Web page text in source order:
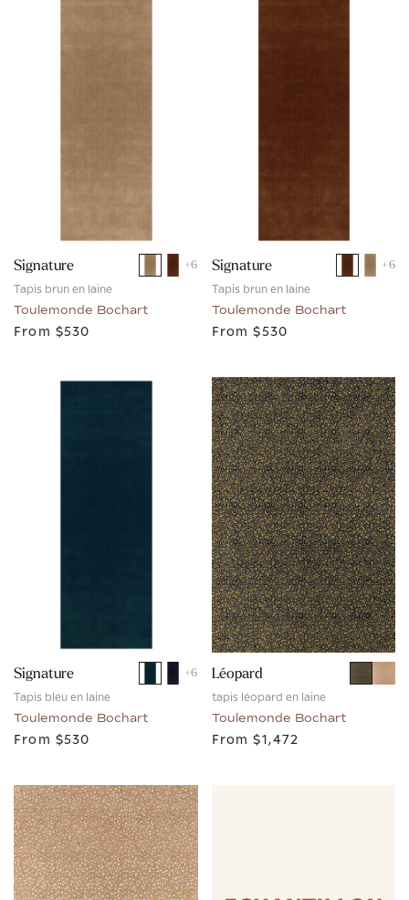
Signature +6
Tapis brun en laine
Toulemonde Bochart
From $530
Signature +6
Tapis brun en laine
Toulemonde Bochart
From $530
Signature +6
Tapis bleu en laine
Toulemonde Bochart
From $530
Léopard
tapis léopard en laine
Toulemonde Bochart
From $1,472